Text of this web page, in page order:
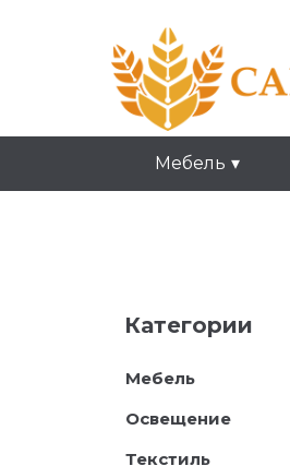
Мебель
Категории
Мебель
Освещение
Текстиль